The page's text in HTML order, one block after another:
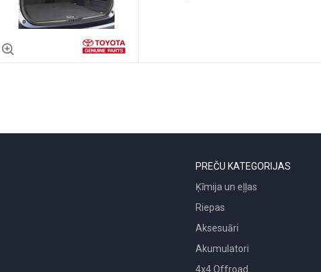
PREČU KATEGORIJAS
Ķīmija un eļļas
Riepas
Aksesuāri
Akumulatori
4x4 Offroad